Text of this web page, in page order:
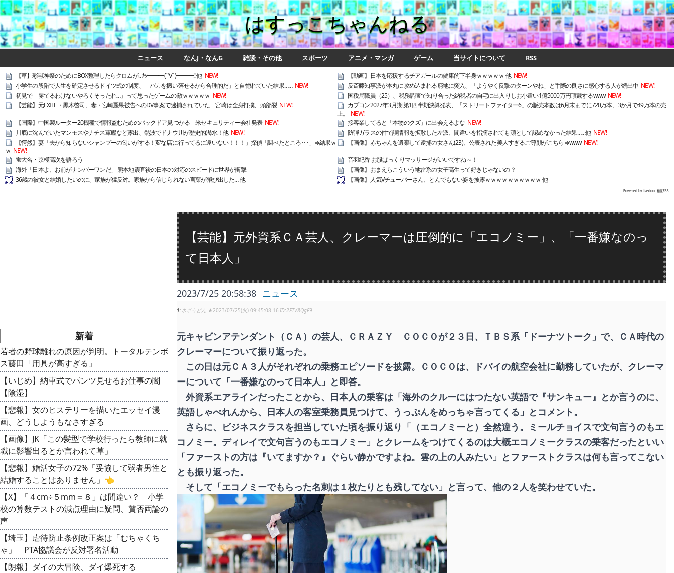
はすっこちゃんねる
ニュース なんJ・なんG 雑談・その他 スポーツ アニメ・マンガ ゲーム 当サイトについて RSS
【草】彩獣神祭のためにBOX整理したらクロムが…ｷﾀ━━━(ﾟ∀ﾟ)━━━!! 他 NEW! 【動画】日本を応援するチアガールの健康的下半身ｗｗｗｗｗ 他 NEW!
小学生の段階で人生を確定させるドイツ式の制度、「バカを振い落せるから合理的だ」と自惚れていた結果…… NEW! 反斎藤知事派が本丸に攻め込まれる窮地に突入、「ようやく反撃のターンやね」と手際の良さに感心する人が続出中 NEW!
初見で「勝てるわけないやろくそったれ…」って思ったゲームの敵ｗｗｗｗｗ NEW! 国税局職員（25）、税務調査で知り合った納税者の自宅に出入りしお小遣い1億5000万円頂戴するwww NEW!
【芸能】元EXILE・黒木啓司、妻・宮崎麗果被告へのDV事案で逮捕されていた 宮崎は全身打撲、頭部裂 NEW!
カプコン2027年3月期 第1四半期決算発表、「ストリートファイター6」の販売本数は6月末までに720万本、3か月で49万本の売
上。
NEW!
【国際】中国製ルーター20機種で情報盗むためのバックドア見つかる 米セキュリティー会社発表 NEW! 接客業してると「本物のクズ」に出会えるよな NEW!
川底に沈んでいたマンモスやナチス軍艦など露出、熱波でドナウ川が歴史的渇水！他 NEW! 防弾ガラスの件で誤情報を拡散した左派、間違いを指摘されても頑として認めなかった結果……他 NEW!
【愕然】妻「夫から知らないシャンプーの匂いがする！変な店に行ってるに違いない！！！」探偵「調べたところ･･･」⇒結果ｗ
ｗ NEW!
【画像】赤ちゃんを遺棄して逮捕の女さん(23)、公表された美人すぎるご尊顔がこちら⇒www NEW!
蛍大名・京極高次を語ろう
音羽紀香 お股ぱっくりマッサージがいいですね～！
海外「日本よ、お前がナンバーワンだ」 熊本地震直後の日本の対応のスピードに世界が衝撃
【画像】おまえらこういう地雷系の女子高生って好きじゃないの？
36歳の彼女と結婚したいのに、家族が猛反対。家族から信じられない言葉が飛び出した… 他
【画像】人気Vチューバーさん、とんでもない姿を披露ｗｗｗｗｗｗｗｗｗｗ 他
Powered by livedoor 相互RSS
【芸能】元外資系ＣＡ芸人、クレーマーは圧倒的に「エコノミー」、「一番嫌なのっ
て日本人」
2023/7/25 20:58:38 ニュース
1 ネギうどん ★2023/07/25(火) 09:45:08.16 2FTV8QgF9
元キャビンアテンダント（ＣＡ）の芸人、ＣＲＡＺＹ ＣＯＣＯが２３日、ＴＢＳ系「ドーナツトーク」で、ＣＡ時代の
クレーマーについて振り返った。
この日は元ＣＡ３人がそれぞれの乗務エピソードを披露。ＣＯＣＯは、ドバイの航空会社に勤務していたが、クレーマ
ーについて「一番嫌なのって日本人」と即答。
外資系エアラインだったことから、日本人の乗客は「海外のクルーにはつたない英語で『サンキュー』とか言うのに、
英語しゃべれんから、日本人の客室乗務員見つけて、うっぷんをめっちゃ言ってくる」とコメント。
さらに、ビジネスクラスを担当していた頃を振り返り「（エコノミーと）全然違う。ミールチョイスで文句言うのもエ
コノミー。ディレイで文句言うのもエコノミー」とクレームをつけてくるのは大概エコノミークラスの乗客だったといい
「ファーストの方は『いてますか？』ぐらい静かですよね。雲の上の人みたい」とファーストクラスは何も言ってこない
とも振り返った。
そして「エコノミーでもらった名刺は１枚たりとも残してない」と言って、他の２人を笑わせていた。
新着
若者の野球離れの原因が判明。トータルテンボ
ス藤田「用具が高すぎる」
【いじめ】納車式でパンツ見せるお仕事の闇
【陰湿】
【悲報】女のヒステリーを描いたエッセイ漫
画、どうしようもなさすぎる
【画像】JK「この髪型で学校行ったら教師に就
職に影響出るとか言われて草」
【悲報】婚活女子の72%「妥協して弱者男性と
結婚することはありません」👈
【X】「４cm÷５mm＝８」は間違い？ 小学
校の算数テストの減点理由に疑問、賛否両論の
声
【埼玉】虐待防止条例改正案は「むちゃくち
ゃ」 PTA協議会が反対署名活動
【朗報】ダイの大冒険、ダイ爆死する